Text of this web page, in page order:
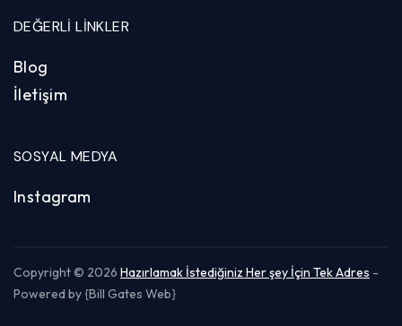
DEĞERLI LINKLER
Blog
İletişim
SOSYAL MEDYA
Instagram
Copyright © 2026 Hazırlamak İstediğiniz Her şey İçin Tek Adres -
Powered by {Bill Gates Web}